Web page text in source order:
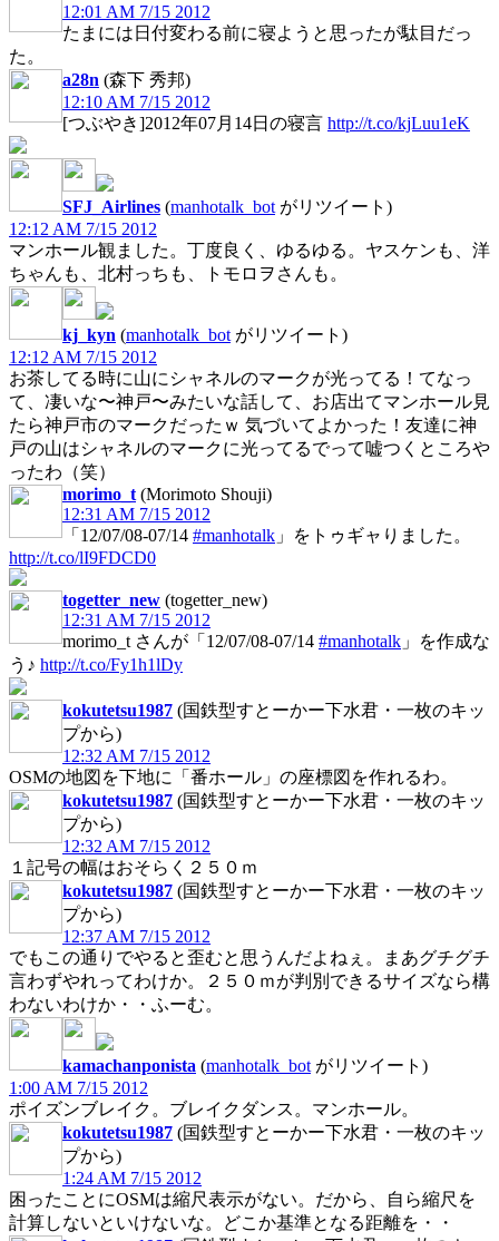
12:01 AM 7/15 2012
たまには日付変わる前に寝ようと思ったが駄目だっ
た。
a28n (森下 秀邦)
12:10 AM 7/15 2012
[つぶやき]2012年07月14日の寝言 http://t.co/kjLuu1eK
SFJ_Airlines (manhotalk_bot がリツイート)
12:12 AM 7/15 2012
マンホール観ました。丁度良く、ゆるゆる。ヤスケンも、洋
ちゃんも、北村っちも、トモロヲさんも。
kj_kyn (manhotalk_bot がリツイート)
12:12 AM 7/15 2012
お茶してる時に山にシャネルのマークが光ってる！てなっ
て、凄いな〜神戸〜みたいな話して、お店出てマンホール見
たら神戸市のマークだったｗ 気づいてよかった！友達に神
戸の山はシャネルのマークに光ってるでって嘘つくところや
ったわ（笑）
morimo_t (Morimoto Shouji)
12:31 AM 7/15 2012
「12/07/08-07/14 #manhotalk 」をトゥギャりました。
http://t.co/lI9FDCD0
togetter_new (togetter_new)
12:31 AM 7/15 2012
morimo_t さんが「12/07/08-07/14 #manhotalk 」を作成な
う♪ http://t.co/Fy1h1lDy
kokutetsu1987 (国鉄型すとーかー下水君・一枚のキッ
プから)
12:32 AM 7/15 2012
OSMの地図を下地に「番ホール」の座標図を作れるわ。
kokutetsu1987 (国鉄型すとーかー下水君・一枚のキッ
プから)
12:32 AM 7/15 2012
１記号の幅はおそらく２５０ｍ
kokutetsu1987 (国鉄型すとーかー下水君・一枚のキッ
プから)
12:37 AM 7/15 2012
でもこの通りでやると歪むと思うんだよねぇ。まあグチグチ
言わずやれってわけか。２５０ｍが判別できるサイズなら構
わないわけか・・ふーむ。
kamachanponista (manhotalk_bot がリツイート)
1:00 AM 7/15 2012
ポイズンブレイク。ブレイクダンス。マンホール。
kokutetsu1987 (国鉄型すとーかー下水君・一枚のキッ
プから)
1:24 AM 7/15 2012
困ったことにOSMは縮尺表示がない。だから、自ら縮尺を
計算しないといけないな。どこか基準となる距離を・・